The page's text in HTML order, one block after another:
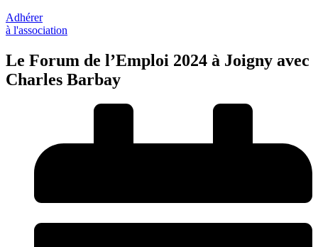
Adhérer
à l'association
Le Forum de l’Emploi 2024 à Joigny avec
Charles Barbay